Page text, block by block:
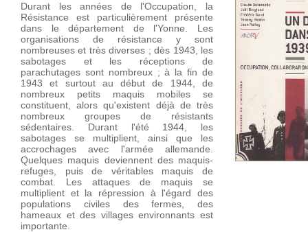
Durant les années de l'Occupation, la
Résistance est particulièrement présente
dans le département de l'Yonne. Les
organisations de résistance y sont
nombreuses et très diverses ; dès 1943, les
sabotages et les réceptions de
parachutages sont nombreux ; à la fin de
1943 et surtout au début de 1944, de
nombreux petits maquis mobiles se
constituent, alors qu'existent déjà de très
nombreux groupes de résistants
sédentaires. Durant l'été 1944, les
sabotages se multiplient, ainsi que les
accrochages avec l'armée allemande.
Quelques maquis deviennent des maquis-
refuges, puis de véritables maquis de
combat. Les attaques de maquis se
multiplient et la répression à l'égard des
populations civiles des fermes, des
hameaux et des villages environnants est
importante.